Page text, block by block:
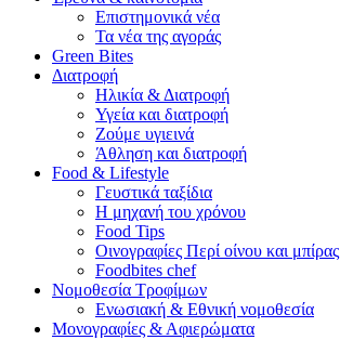
Επιστημονικά νέα
Τα νέα της αγοράς
Green Bites
Διατροφή
Ηλικία & Διατροφή
Υγεία και διατροφή
Ζούμε υγιεινά
Άθληση και διατροφή
Food & Lifestyle
Γευστικά ταξίδια
Η μηχανή του χρόνου
Food Tips
Οινογραφίες Περί οίνου και μπίρας
Foodbites chef
Νομοθεσία Τροφίμων
Ενωσιακή & Εθνική νομοθεσία
Μονογραφίες & Αφιερώματα